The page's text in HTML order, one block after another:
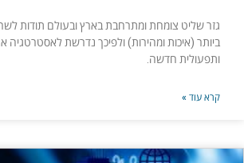
גזר שליט צומחת ומתרחבת בארץ ובעולם תודות
ביותר (איכות ומהירות) ולפיכך נדרשת לאסטרטגיה
ותפעולית חדשה.
קרא עוד »